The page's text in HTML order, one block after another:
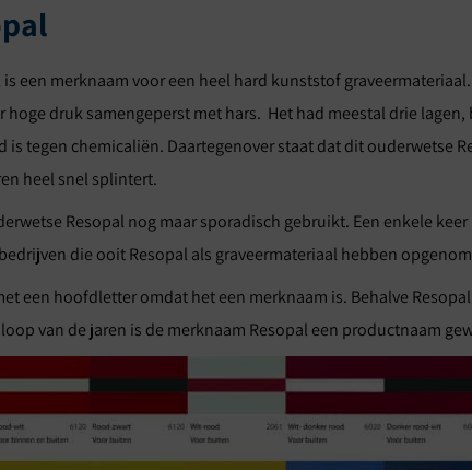
een merknaam voor een heel hard kunststof
druk samengeperst met hars. Het had meestal drie
is tegen chemicaliën. Daartegenover staat dat dit ouderwetse
heel snel splintert.
Resopal nog maar sporadisch gebruikt. Een enkele
die ooit Resopal als graveermateriaal hebben
een hoofdletter omdat het een merknaam is. Behalve
van de jaren is de merknaam Resopal een productnaam